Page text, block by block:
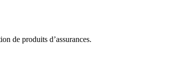
de produits d’assurances.